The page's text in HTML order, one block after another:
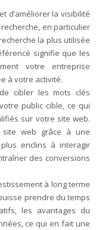
d’améliorer la visibilité
en particulier
la plus utilisée
signifie que les
votre entreprise
à votre activité.
cibler les mots clés
public cible, ce qui
sur votre site web.
web grâce à une
enclins à interagir
des conversions
à long terme
prendre du temps
les avantages du
ce qui en fait une